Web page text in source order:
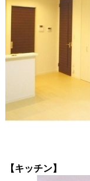
【キッチン】